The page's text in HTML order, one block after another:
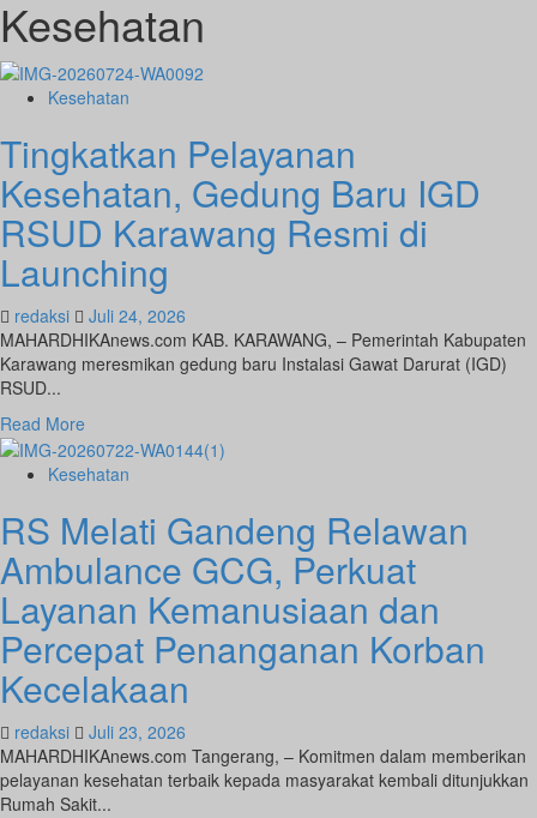
Kesehatan
Kesehatan
Tingkatkan Pelayanan
Kesehatan, Gedung Baru IGD
RSUD Karawang Resmi di
Launching
redaksi
Juli 24, 2026
MAHARDHIKAnews.com KAB. KARAWANG, – Pemerintah Kabupaten
Karawang meresmikan gedung baru Instalasi Gawat Darurat (IGD)
RSUD...
Read More
more
about
Pelayanan
Kesehatan,
Gedung
Baru
IGD
Karawang
Resmi
di
Launching
Kesehatan
RS Melati Gandeng Relawan
Ambulance GCG, Perkuat
Layanan Kemanusiaan dan
Percepat Penanganan Korban
Kecelakaan
redaksi
Juli 23, 2026
MAHARDHIKAnews.com Tangerang, – Komitmen dalam memberikan
pelayanan kesehatan terbaik kepada masyarakat kembali ditunjukkan
Rumah Sakit...